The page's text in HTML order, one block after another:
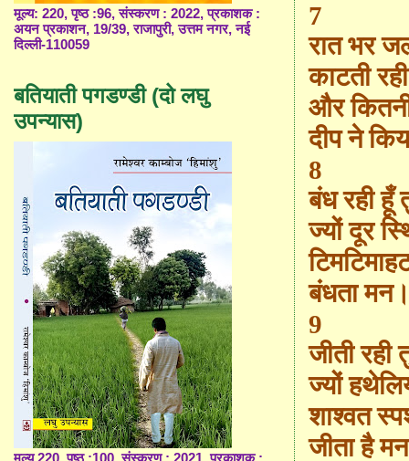
7
रात भर
काटती
और
दीप ने
8
बंध रही हूँ
ज्यों दूर
बंधता
9
जीती रही
ज्यों
शाश्वत
जीता है
मूल्य: 220, पृष्ठ :96, संस्करण : 2022, प्रकाशक :
अयन प्रकाशन, 19/39, राजापुरी, उत्तम नगर, नई
दिल्ली-110059
बतियाती पगडण्डी (दो लघु
उपन्यास)